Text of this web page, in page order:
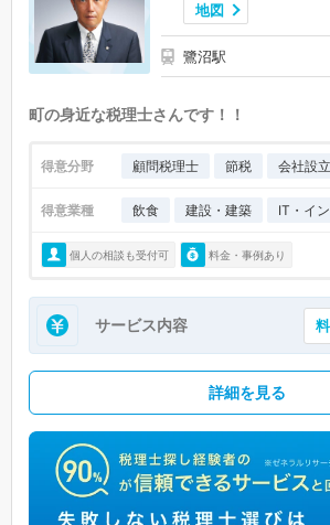
地図
鷺沼駅
町の身近な税理士さんです！！
得意分野 顧問税理士 節税 会社設立
得意業種 飲食 建設・建築 IT・イ
個人の相談も受付可 料金・事例あり
サービス内容
詳細を見る